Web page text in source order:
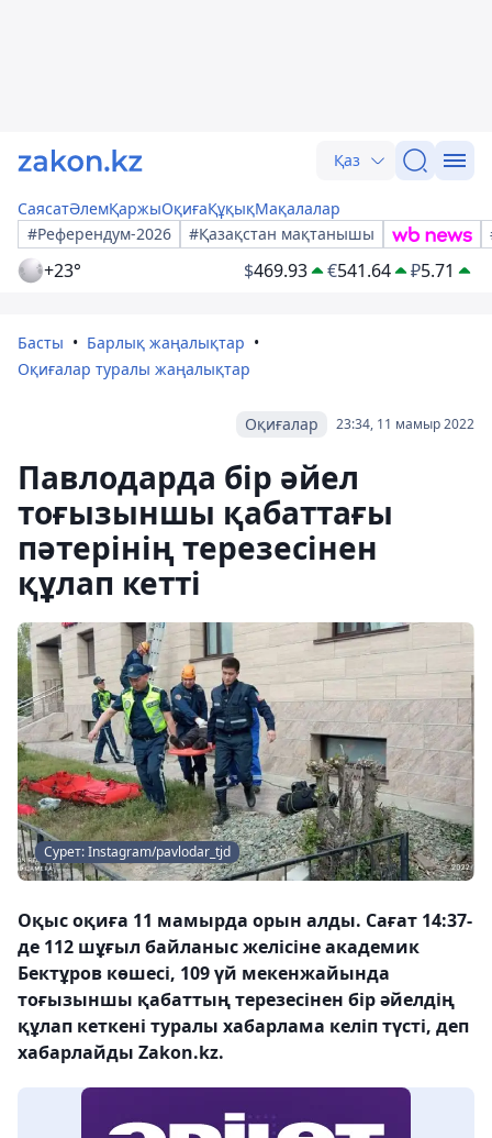
Қаз
СаясатӘлемҚаржыОқиғаҚұқықМақалалар
#Референдум-2026
#Қазақстан мақтанышы
+23° $469.93 €541.64 ₽5.71
Басты
Барлық жаңалықтар
Оқиғалар туралы жаңалықтар
23:34, 11 мамыр 2022
Оқиғалар
Павлодарда бір әйел
тоғызыншы қабаттағы
пәтерінің терезесінен
құлап кетті
Сурет: Instagram/pavlodar_tjd
Оқыс оқиға 11 мамырда орын алды. Сағат 14:37-
де 112 шұғыл байланыс желісіне академик
Бектұров көшесі, 109 үй мекенжайында
тоғызыншы қабаттың терезесінен бір әйелдің
құлап кеткені туралы хабарлама келіп түсті, деп
хабарлайды Zakon.kz.